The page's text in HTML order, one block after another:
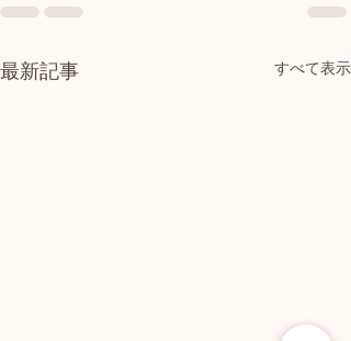
最新記事 すべて表示